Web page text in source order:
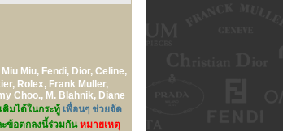
Miu, Fendi, Dior, Celine,
Rolex, Frank Muller,
Choo., M. Blahnik, Diane
ติมได้ในกระทู้ เพื่อนๆ ช่วยจัด
ข้อตกลงนี้ร่วมกัน หมายเหตุ